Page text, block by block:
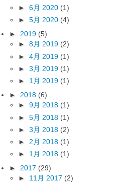
► 6月 2020 (1)
► 5月 2020 (4)
► 2019 (5)
► 8月 2019 (2)
► 4月 2019 (1)
► 3月 2019 (1)
► 1月 2019 (1)
► 2018 (6)
► 9月 2018 (1)
► 5月 2018 (1)
► 3月 2018 (2)
► 2月 2018 (1)
► 1月 2018 (1)
► 2017 (29)
► 11月 2017 (2)